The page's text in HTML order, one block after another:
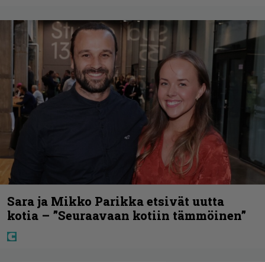
Sara ja Mikko Parikka etsivät uutta
kotia – ”Seuraavaan kotiin tämmöinen”